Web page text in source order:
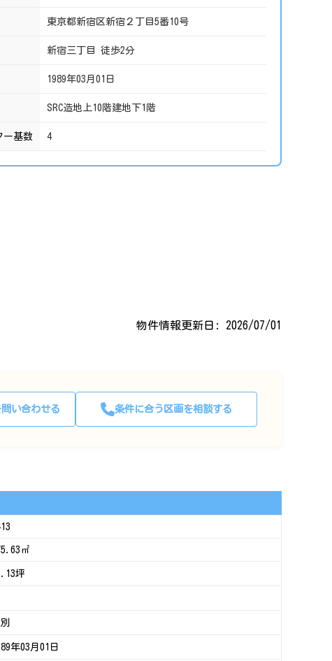
東京都新宿区新宿２丁目5番10号
新宿三丁目 徒歩2分
1989年03月01日
SRC造地上10階建地下1階
ー基数 4
物件情報更新日: 2026/07/01
い合わせる 条件に合う区画を相談する
㎡
坪
年03月01日